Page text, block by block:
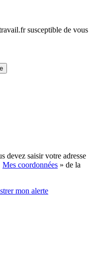
susceptible de vous
devez saisir votre adresse
Mes coordonnées » de la
mon alerte